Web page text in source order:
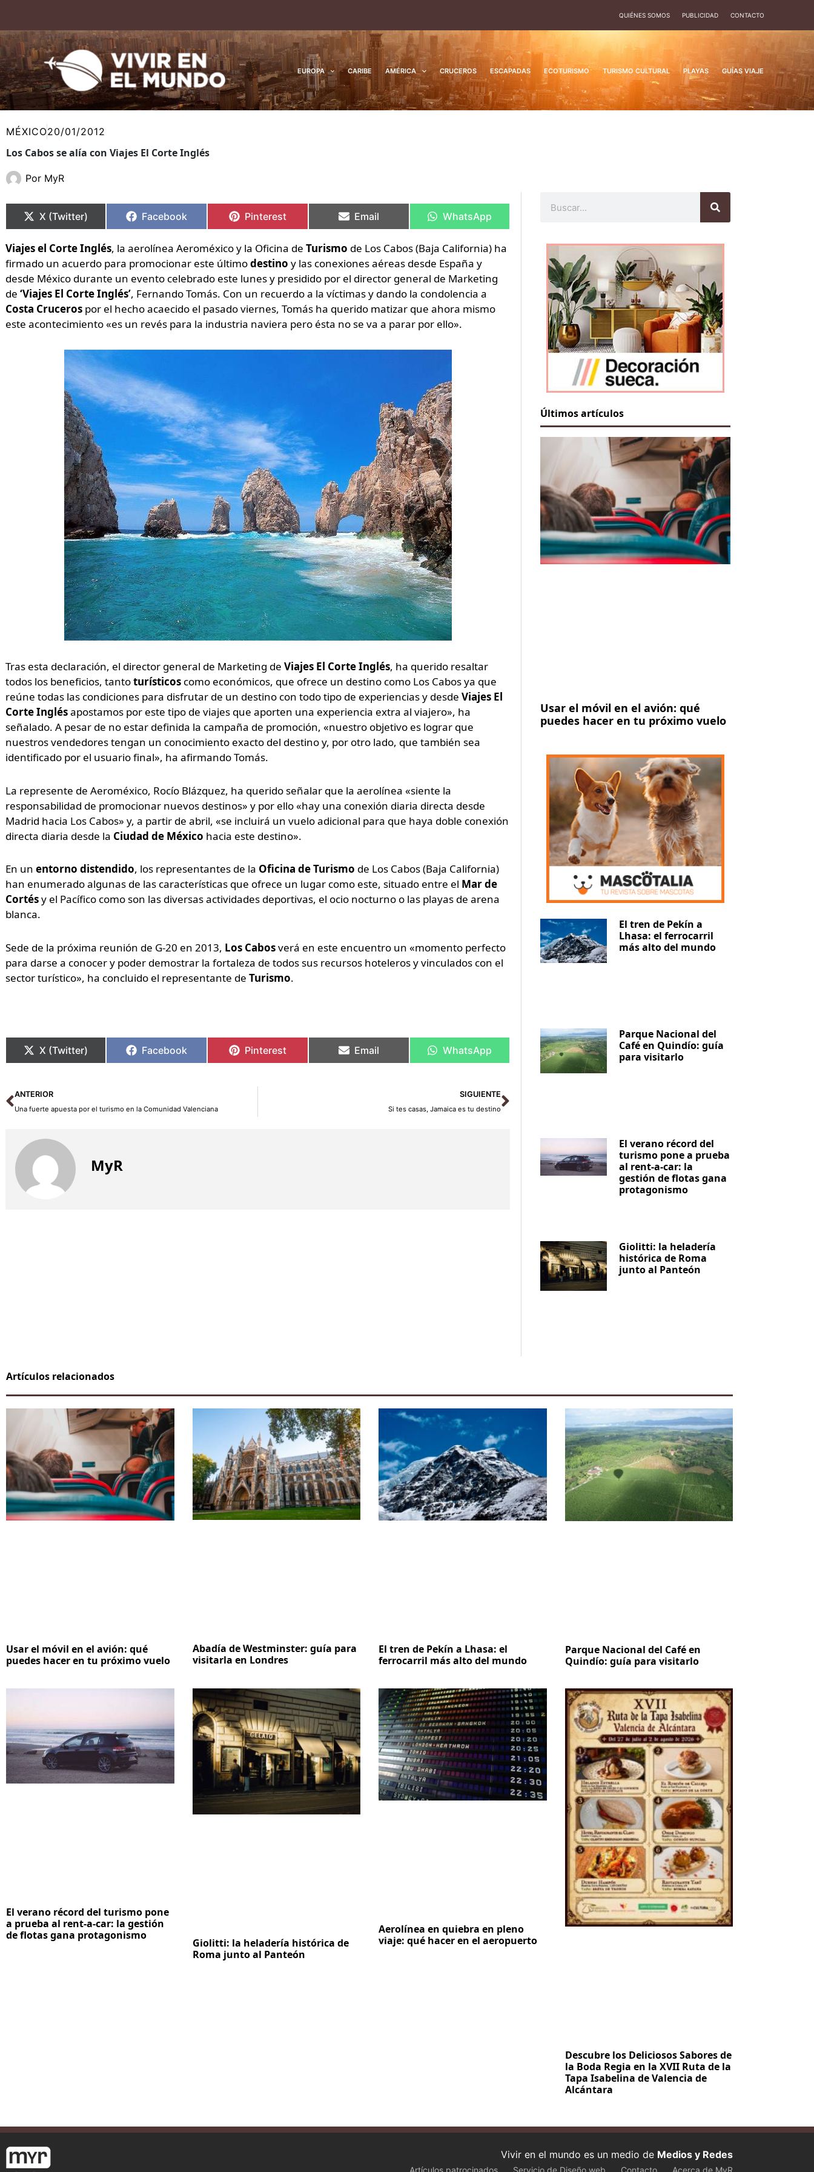
contenido
QUIÉNES SOMOS PUBLICIDAD CONTACTO
EUROPA CARIBE AMÉRICA CRUCEROS ESCAPADAS ECOTURISMO TURISMO CULTURAL PLAYAS GUÍAS VIAJE
MÉXICO20/01/2012
Los Cabos se alía con Viajes El Corte Inglés
Por MyR
en
X (Twitter)
en
Facebook
en
Pinterest
en
Email
en
WhatsApp
Viajes el Corte Inglés, la aerolínea Aeroméxico y la Oficina de Turismo de Los Cabos (Baja California) ha
firmado un acuerdo para promocionar este últimodestino y las conexiones aéreas desde España y
desde México durante un evento celebrado este lunes y presidido por el director general de Marketing
de ‘Viajes El Corte Inglés’, Fernando Tomás. Con un recuerdo a la víctimas y dando la condolencia a
Costa Crucerospor el hecho acaecido el pasado viernes, Tomás ha querido matizar que ahora mismo
este acontecimiento «es un revés para la industria naviera pero ésta no se va a parar por ello».
Tras esta declaración, el director general de Marketing de Viajes El Corte Inglés, ha querido resaltar
todos los beneficios, tantoturísticoscomo económicos, que ofrece un destino como Los Cabos ya que
reúne todas las condiciones para disfrutar de un destino con todo tipo de experiencias y desde Viajes El
Corte Inglésapostamos por este tipo de viajes que aporten una experiencia extra al viajero», ha
señalado. A pesar de no estar definida la campaña de promoción, «nuestro objetivo es lograr que
nuestros vendedores tengan un conocimiento exacto del destino y, por otro lado, que también sea
identificado por el usuario final», ha afirmando Tomás.
La represente de Aeroméxico, Rocío Blázquez, ha querido señalar que la aerolínea «siente la
responsabilidad de promocionar nuevos destinos» y por ello «hay una conexión diaria directa desde
Madrid hacia Los Cabos» y, a partir de abril, «se incluirá un vuelo adicional para que haya doble conexión
directa diaria desde la Ciudad de México hacia este destino».
En un entorno distendido, los representantes de la Oficina de Turismo de Los Cabos (Baja California)
han enumerado algunas de las características que ofrece un lugar como este, situado entre el Mar de
Cortésy el Pacífico como son las diversas actividades deportivas, el ocio nocturno o las playas de arena
blanca.
Sede de la próxima reunión de G-20 en 2013, Los Cabosverá en este encuentro un «momento perfecto
para darse a conocer y poder demostrar la fortaleza de todos sus recursos hoteleros y vinculados con el
sector turístico», ha concluido el representante de Turismo.
en
X (Twitter)
en
Facebook
en
Pinterest
en
Email
en
WhatsApp
Ant
ANTERIOR
Una fuerte apuesta por el turismo en la Comunidad Valenciana
SIGUIENTE
Si tes casas, Jamaica es tu destino
Siguiente
MyR
Últimos artículos
Usar el móvil en el avión: qué
puedes hacer en tu próximo vuelo
El tren de Pekín a
Lhasa: el ferrocarril
más alto del mundo
Parque Nacional del
Café en Quindío: guía
para visitarlo
El verano récord del
turismo pone a prueba
al rent-a-car: la
gestión de flotas gana
protagonismo
Giolitti: la heladería
histórica de Roma
junto al Panteón
Artículos relacionados
Usar el móvil en el avión: qué
puedes hacer en tu próximo vuelo
Abadía de Westminster: guía para
visitarla en Londres
El tren de Pekín a Lhasa: el
ferrocarril más alto del mundo
Parque Nacional del Café en
Quindío: guía para visitarlo
El verano récord del turismo pone
a prueba al rent-a-car: la gestión
de flotas gana protagonismo
Giolitti: la heladería histórica de
Roma junto al Panteón
Aerolínea en quiebra en pleno
viaje: qué hacer en el aeropuerto
Descubre los Deliciosos Sabores de
la Boda Regia en la XVII Ruta de la
Tapa Isabelina de Valencia de
Alcántara
Vivir en el mundo es un medio de Medios y Redes
Artículos patrocinados Servicio de Diseño web Contacto Acerca de MyR